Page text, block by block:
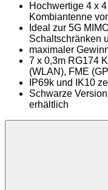
Hochwertige 4 x
Kombiantenne
Ideal zur 5G
Schaltschränken
maximaler
7 x 0,3m RG174
(WLAN), FME
IP69k und IK10
Schwarze
erhältlich